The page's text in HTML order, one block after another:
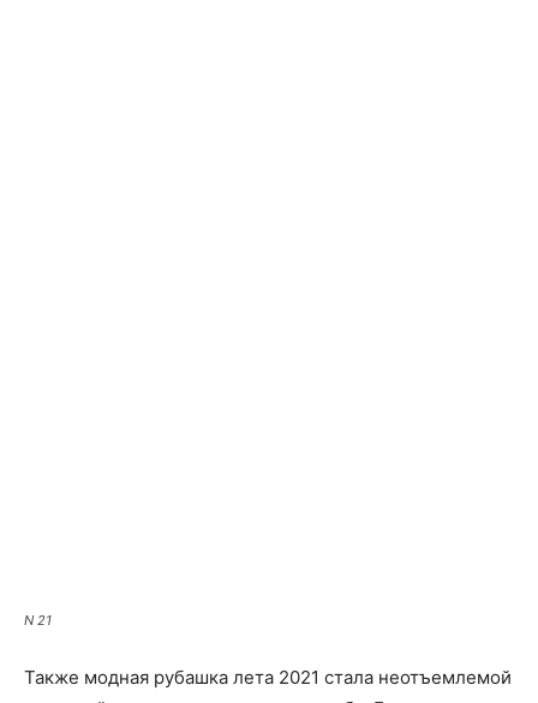
N 21
Также модная рубашка лета 2021 стала неотъемлемой